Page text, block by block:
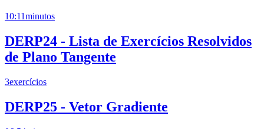
10:11minutos
DERP24 - Lista de Exercícios Resolvidos
de Plano Tangente
3exercícios
DERP25 - Vetor Gradiente